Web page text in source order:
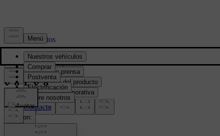
Prensa y Medios
Material de prensa
Información del producto
Información corporativa
Contacto de medios
location:
PY